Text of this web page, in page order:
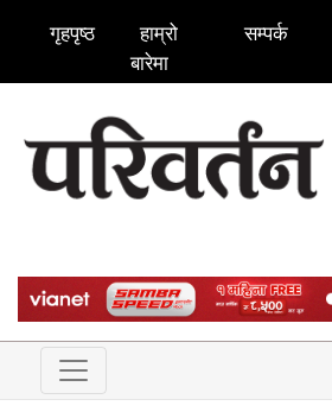
गृहपृष्ठ
हाम्रो
बारेमा
सम्पर्क